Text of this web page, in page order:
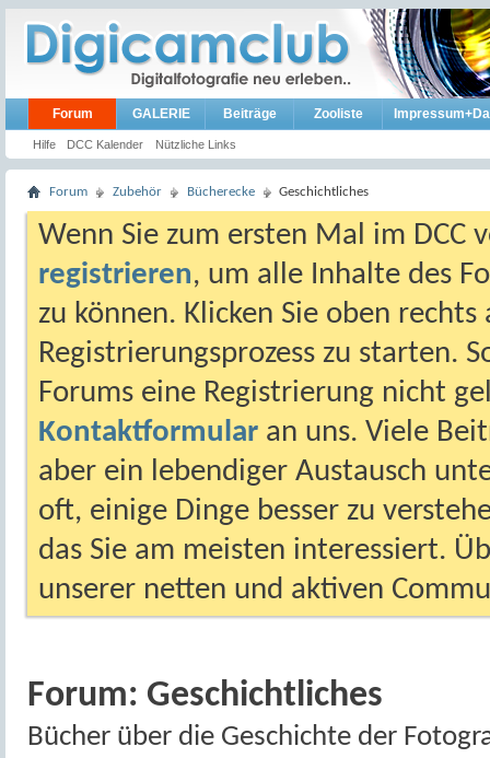
Forum
Hilfe DCC Kalender Nützliche Links
GALERIE Beiträge Zooliste
Forum Zubehör Bücherecke Geschichtliches
Wenn Sie zum ersten Mal im DCC
registrieren, um alle Inhalte des
zu können. Klicken Sie oben
Registrierungsprozess zu starten.
Forums eine Registrierung nicht
Kontaktformular an uns. Viele
aber ein lebendiger Austausch
oft, einige Dinge besser zu
das Sie am meisten interessiert.
unserer netten und aktiven
Forum: Geschichtliches
Bücher über die Geschichte der